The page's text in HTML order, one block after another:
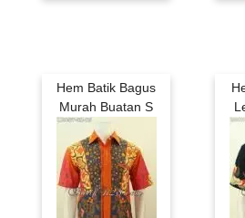
Hem Batik Bagus
Murah Buatan S